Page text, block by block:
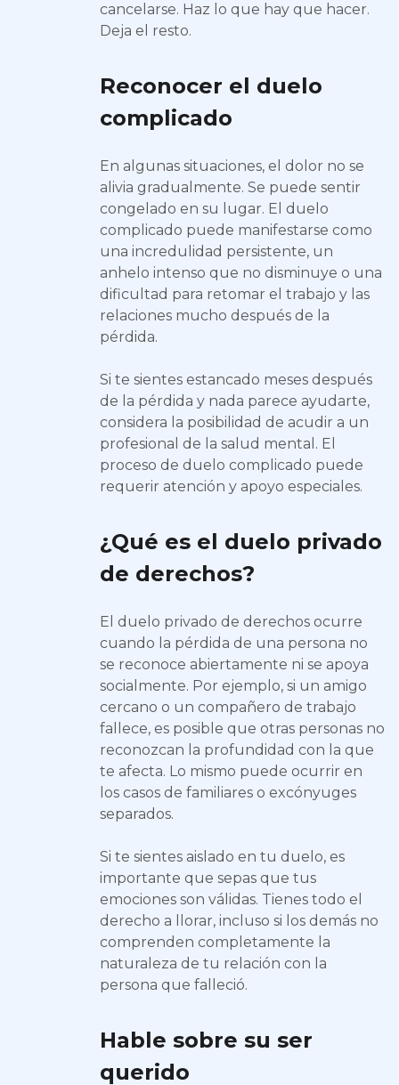
cancelarse. Haz lo que hay que hacer.
Deja el resto.
Reconocer el duelo
complicado
En algunas situaciones, el dolor no se
alivia gradualmente. Se puede sentir
congelado en su lugar. El duelo
complicado puede manifestarse como
una incredulidad persistente, un
anhelo intenso que no disminuye o una
dificultad para retomar el trabajo y las
relaciones mucho después de la
pérdida.
Si te sientes estancado meses después
de la pérdida y nada parece ayudarte,
considera la posibilidad de acudir a un
profesional de la salud mental. El
proceso de duelo complicado puede
requerir atención y apoyo especiales.
¿Qué es el duelo privado
de derechos?
El duelo privado de derechos ocurre
cuando la pérdida de una persona no
se reconoce abiertamente ni se apoya
socialmente. Por ejemplo, si un amigo
cercano o un compañero de trabajo
fallece, es posible que otras personas no
reconozcan la profundidad con la que
te afecta. Lo mismo puede ocurrir en
los casos de familiares o excónyuges
separados.
Si te sientes aislado en tu duelo, es
importante que sepas que tus
emociones son válidas. Tienes todo el
derecho a llorar, incluso si los demás no
comprenden completamente la
naturaleza de tu relación con la
persona que falleció.
Hable sobre su ser
querido